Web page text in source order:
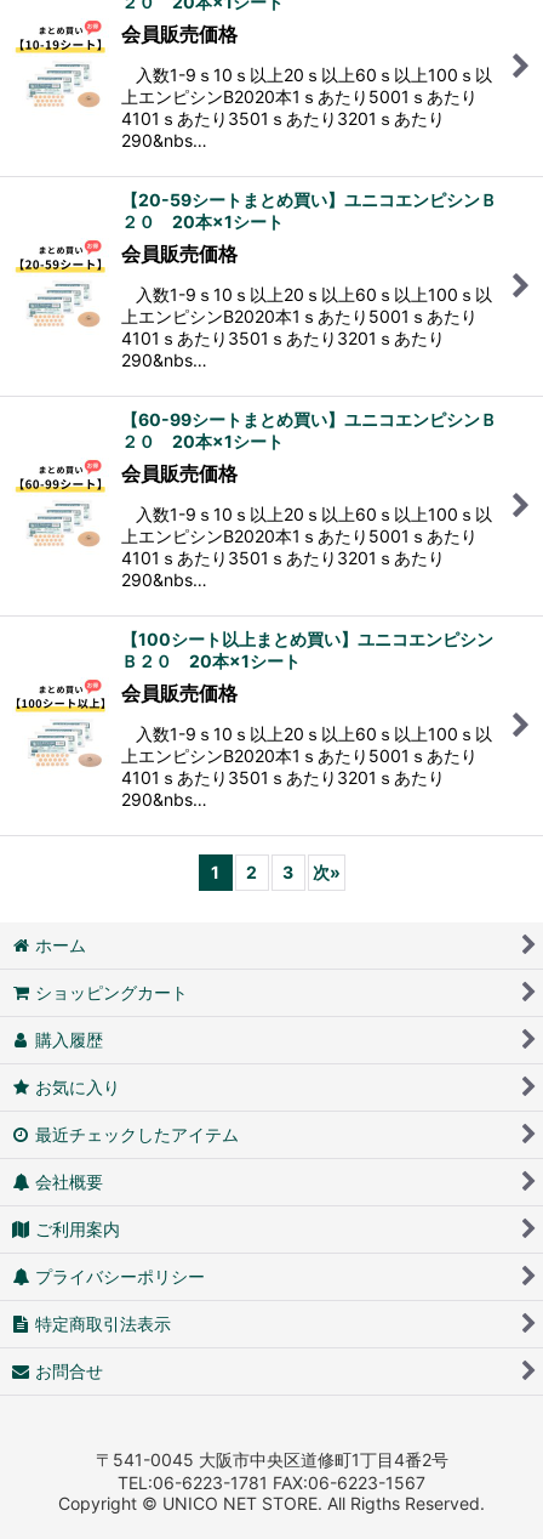
会員販売価格
入数1-9ｓ10ｓ以上20ｓ以上60ｓ以上100ｓ以
上エンピシンB2020本1ｓあたり5001ｓあたり
4101ｓあたり3501ｓあたり3201ｓあたり
290&nbs…
【20-59シートまとめ買い】ユニコエンピシンＢ
２０ 20本×1シート
会員販売価格
入数1-9ｓ10ｓ以上20ｓ以上60ｓ以上100ｓ以
上エンピシンB2020本1ｓあたり5001ｓあたり
4101ｓあたり3501ｓあたり3201ｓあたり
290&nbs…
【60-99シートまとめ買い】ユニコエンピシンＢ
２０ 20本×1シート
会員販売価格
入数1-9ｓ10ｓ以上20ｓ以上60ｓ以上100ｓ以
上エンピシンB2020本1ｓあたり5001ｓあたり
4101ｓあたり3501ｓあたり3201ｓあたり
290&nbs…
【100シート以上まとめ買い】ユニコエンピシン
Ｂ２０ 20本×1シート
会員販売価格
入数1-9ｓ10ｓ以上20ｓ以上60ｓ以上100ｓ以
上エンピシンB2020本1ｓあたり5001ｓあたり
4101ｓあたり3501ｓあたり3201ｓあたり
290&nbs…
1 2 3 次»
ホーム
ショッピングカート
購入履歴
お気に入り
最近チェックしたアイテム
会社概要
ご利用案内
プライバシーポリシー
特定商取引法表示
お問合せ
〒541-0045 大阪市中央区道修町1丁目4番2号
TEL:06-6223-1781 FAX:06-6223-1567
Copyright © UNICO NET STORE. All Rigths Reserved.